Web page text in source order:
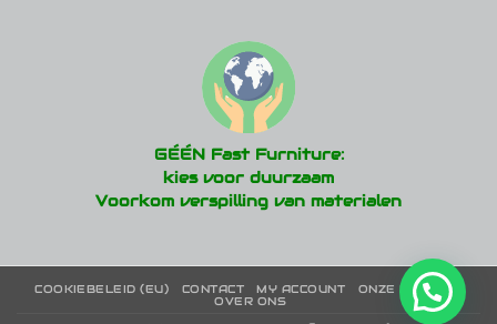
GÉÉN Fast Furniture:
kies voor duurzaam
Voorkom verspilling van materialen
COOKIEBELEID (EU) CONTACT MY ACCOUNT
ONZE MERKEN
OVER ONS